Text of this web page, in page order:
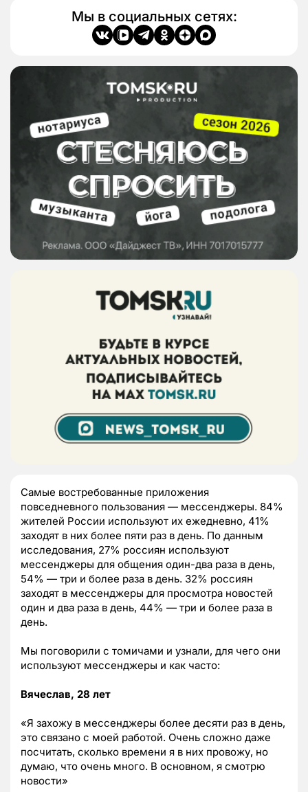
Мы в социальных сетях:
Самые востребованные приложения
повседневного пользования — мессенджеры. 84%
жителей России используют их ежедневно, 41%
заходят в них более пяти раз в день. По данным
исследования, 27% россиян используют
мессенджеры для общения один-два раза в день,
54% — три и более раза в день. 32% россиян
заходят в мессенджеры для просмотра новостей
один и два раза в день, 44% — три и более раза в
день.
Мы поговорили с томичами и узнали, для чего они
используют мессенджеры и как часто:
Вячеслав, 28 лет
«Я захожу в мессенджеры более десяти раз в день,
это связано с моей работой. Очень сложно даже
посчитать, сколько времени я в них провожу, но
думаю, что очень много. В основном, я смотрю
новости»